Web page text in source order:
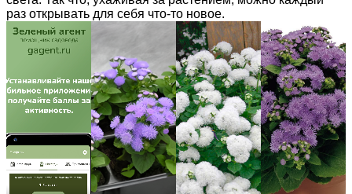
раз открывать для себя что-то новое.